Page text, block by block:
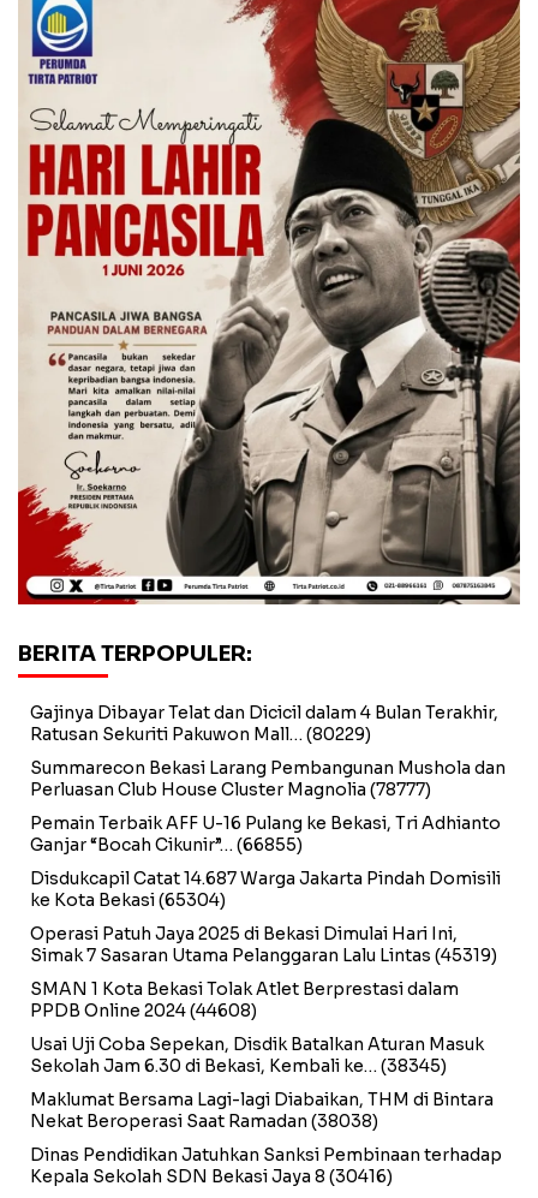
BERITA TERPOPULER:
Gajinya Dibayar Telat dan Dicicil dalam 4 Bulan Terakhir,
Ratusan Sekuriti Pakuwon Mall… (80229)
Summarecon Bekasi Larang Pembangunan Mushola dan
Perluasan Club House Cluster Magnolia (78777)
Pemain Terbaik AFF U-16 Pulang ke Bekasi, Tri Adhianto
Ganjar “Bocah Cikunir”… (66855)
Disdukcapil Catat 14.687 Warga Jakarta Pindah Domisili
ke Kota Bekasi(65304)
Operasi Patuh Jaya 2025 di Bekasi Dimulai Hari Ini,
Simak 7 Sasaran Utama Pelanggaran Lalu Lintas (45319)
SMAN 1 Kota Bekasi Tolak Atlet Berprestasi dalam
PPDB Online 2024(44608)
Usai Uji Coba Sepekan, Disdik Batalkan Aturan Masuk
Sekolah Jam 6.30 di Bekasi, Kembali ke… (38345)
Maklumat Bersama Lagi-lagi Diabaikan, THM di Bintara
Nekat Beroperasi Saat Ramadan (38038)
Dinas Pendidikan Jatuhkan Sanksi Pembinaan terhadap
Kepala Sekolah SDN Bekasi Jaya 8 (30416)